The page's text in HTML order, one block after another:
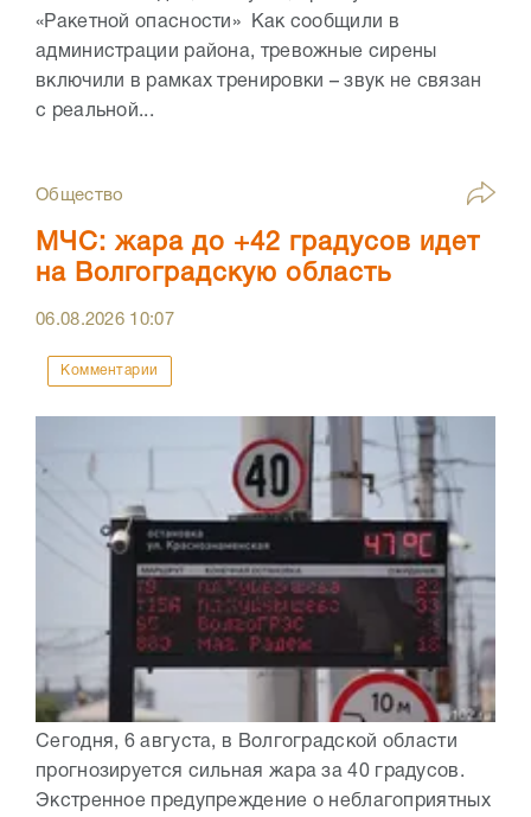
«Ракетной опасности» Как сообщили в
администрации района, тревожные сирены
включили в рамках тренировки – звук не связан
с реальной...
Общество
МЧС: жара до +42 градусов идет
на Волгоградскую область
06.08.2026 10:07
Комментарии
Сегодня, 6 августа, в Волгоградской области
прогнозируется сильная жара за 40 градусов.
Экстренное предупреждение о неблагоприятных